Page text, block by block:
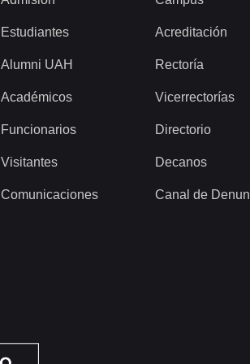
Estudiantes
Alumni UAH
Académicos
Funcionarios
Visitantes
Comunicaciones
Acreditación
Rectoría
Vicerrectorías
Directorio
Decanos
Canal de